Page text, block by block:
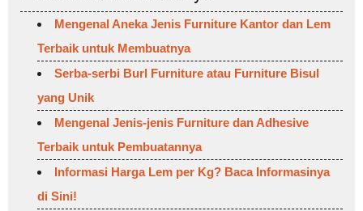
Mengenal Aneka Jenis Furniture Kantor dan Lem
Terbaik untuk Membuatnya
Serba-serbi Burl Furniture atau Furniture Bisul
yang Unik
Mengenal Jenis-jenis Furniture dan Adhesive
Terbaik untuk Pembuatannya
Informasi Harga Lem per Kg? Baca Informasinya
di Sini!